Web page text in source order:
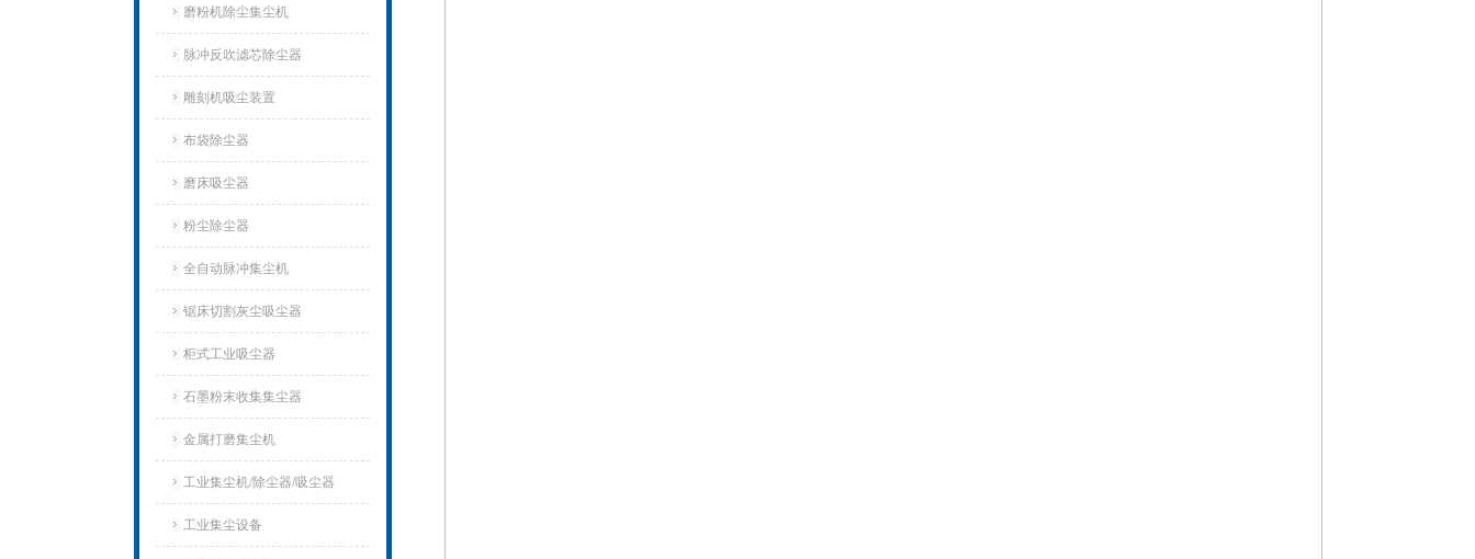
磨粉机除尘集尘机
脉冲反吹滤芯除尘器
雕刻机吸尘装置
布袋除尘器
磨床吸尘器
粉尘除尘器
全自动脉冲集尘机
锯床切割灰尘吸尘器
柜式工业吸尘器
石墨粉末收集集尘器
金属打磨集尘机
工业集尘机/除尘器/吸尘器
工业集尘设备